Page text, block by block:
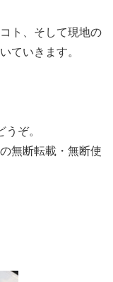
ト、そして現地の
ていきます。
うぞ。
無断転載・無断使